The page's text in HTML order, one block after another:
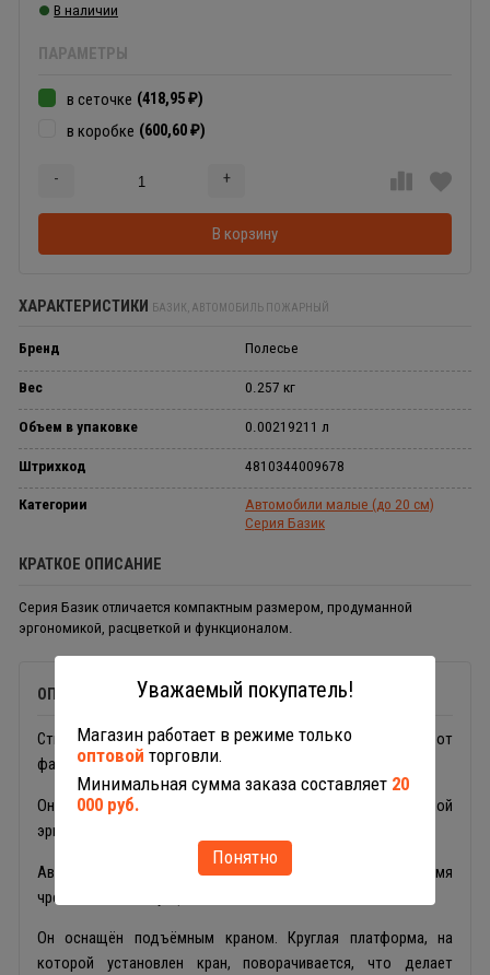
В наличии
ПАРАМЕТРЫ
в сеточке (418,95 ₽)
в коробке (600,60 ₽)
- +
В корзину
ХАРАКТЕРИСТИКИ БАЗИК, АВТОМОБИЛЬ ПОЖАРНЫЙ
Бренд Полесье
Вес 0.257 кг
Объем в упаковке 0.00219211 л
Штрихкод 4810344009678
Категории
Автомобили малые (до 20 см)
Серия Базик
КРАТКОЕ ОПИСАНИЕ
Серия Базик отличается компактным размером, продуманной
эргономикой, расцветкой и функционалом.
ОПИСАНИЕ
Стильные, удобные и небольшие машинки для малыша от
фабрики «Полесье» — это серия «Базик».
Они отличаются компактным размером, продуманной
эргономикой, расцветкой и функционалом.
Автомобиль пожарный предназначен для работы во время
чрезвычайных ситуаций.
Он оснащён подъёмным краном. Круглая платформа, на
которой установлен кран, поворачивается, что делает
Уважаемый покупатель!
Магазин работает в режиме только
оптовой торговли.
Минимальная сумма заказа составляет 20
000 руб.
Понятно